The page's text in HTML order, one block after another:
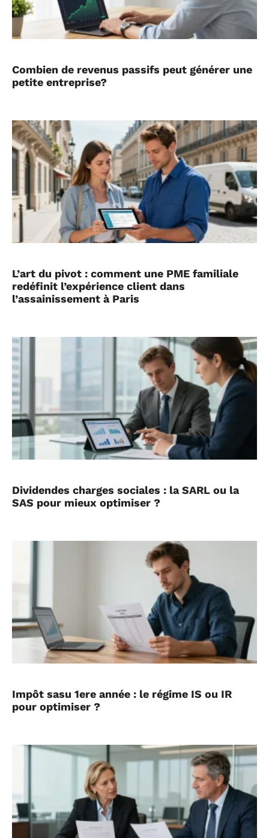
Combien de revenus passifs peut générer une
petite entreprise?
L’art du pivot : comment une PME familiale
redéfinit l’expérience client dans
l’assainissement à Paris
Dividendes charges sociales : la SARL ou la
SAS pour mieux optimiser ?
Impôt sasu 1ere année : le régime IS ou IR
pour optimiser ?